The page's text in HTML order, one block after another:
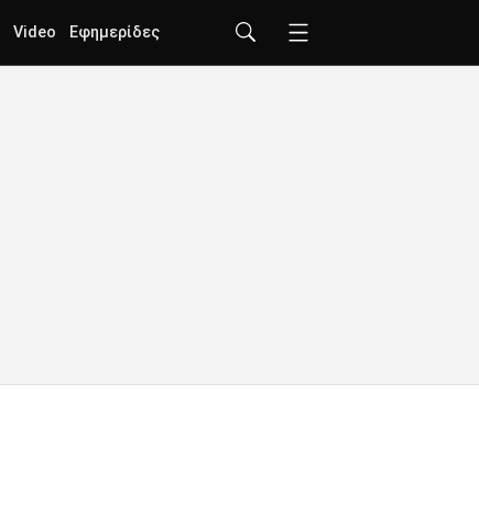
Video Εφημερίδες